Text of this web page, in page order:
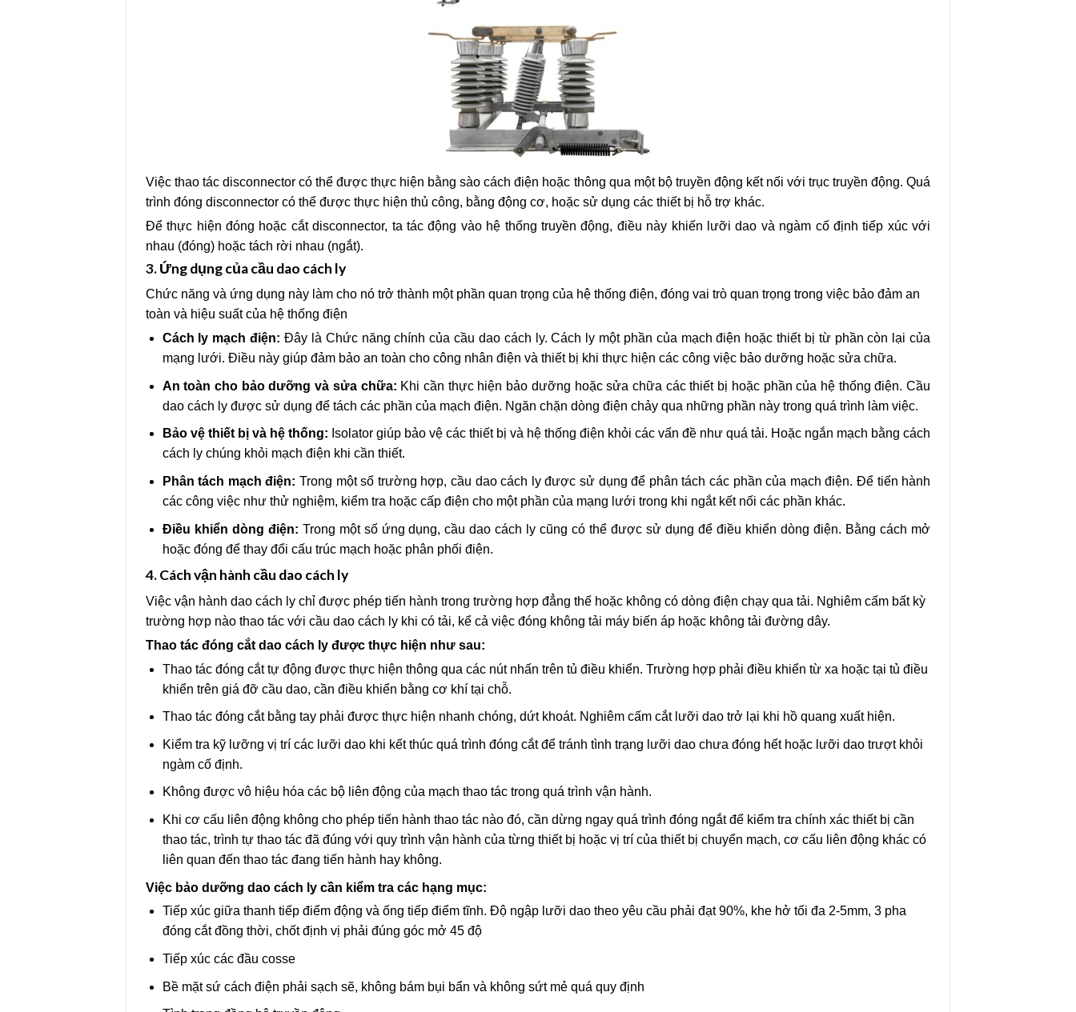
Việc thao tác disconnector có thể được thực hiện bằng sào cách điện hoặc thông qua một bộ truyền động kết nối với trục truyền động. Quá
trình đóng disconnector có thể được thực hiện thủ công, bằng động cơ, hoặc sử dụng các thiết bị hỗ trợ khác.
Để thực hiện đóng hoặc cắt disconnector, ta tác động vào hệ thống truyền động, điều này khiến lưỡi dao và ngàm cố định tiếp xúc với
nhau (đóng) hoặc tách rời nhau (ngắt).
3.Ứng dụng của cầu dao cách ly
Chức năng và ứng dụng này làm cho nó trở thành một phần quan trọng của hệ thống điện, đóng vai trò quan trọng trong việc bảo đảm an
toàn và hiệu suất của hệ thống điện
Cách ly mạch điện: Đây là Chức năng chính của cầu dao cách ly. Cách ly một phần của mạch điện hoặc thiết bị từ phần còn lại của
mạng lưới. Điều này giúp đảm bảo an toàn cho công nhân điện và thiết bị khi thực hiện các công việc bảo dưỡng hoặc sửa chữa.
An toàn cho bảo dưỡng và sửa chữa: Khi cần thực hiện bảo dưỡng hoặc sửa chữa các thiết bị hoặc phần của hệ thống điện. Cầu
dao cách ly được sử dụng để tách các phần của mạch điện. Ngăn chặn dòng điện chảy qua những phần này trong quá trình làm việc.
Bảo vệ thiết bị và hệ thống: Isolator giúp bảo vệ các thiết bị và hệ thống điện khỏi các vấn đề như quá tải. Hoặc ngắn mạch bằng cách
cách ly chúng khỏi mạch điện khi cần thiết.
Phân tách mạch điện: Trong một số trường hợp, cầu dao cách ly được sử dụng để phân tách các phần của mạch điện. Để tiến hành
các công việc như thử nghiệm, kiểm tra hoặc cấp điện cho một phần của mạng lưới trong khi ngắt kết nối các phần khác.
Điều khiển dòng điện: Trong một số ứng dụng, cầu dao cách ly cũng có thể được sử dụng để điều khiển dòng điện. Bằng cách mở
hoặc đóng để thay đổi cấu trúc mạch hoặc phân phối điện.
4.Cách vận hành cầu dao cách ly
Việc vận hành dao cách ly chỉ được phép tiến hành trong trường hợp đẳng thế hoặc không có dòng điện chạy qua tải. Nghiêm cấm bất kỳ
trường hợp nào thao tác với cầu dao cách ly khi có tải, kể cả việc đóng không tải máy biến áp hoặc không tải đường dây.
Thao tác đóng cắt dao cách ly được thực hiện như sau:
Thao tác đóng cắt tự động được thực hiện thông qua các nút nhấn trên tủ điều khiển. Trường hợp phải điều khiển từ xa hoặc tại tủ điều
khiển trên giá đỡ cầu dao, cần điều khiển bằng cơ khí tại chỗ.
Thao tác đóng cắt bằng tay phải được thực hiện nhanh chóng, dứt khoát. Nghiêm cấm cắt lưỡi dao trở lại khi hồ quang xuất hiện.
Kiểm tra kỹ lưỡng vị trí các lưỡi dao khi kết thúc quá trình đóng cắt để tránh tình trạng lưỡi dao chưa đóng hết hoặc lưỡi dao trượt khỏi
ngàm cố định.
Không được vô hiệu hóa các bộ liên động của mạch thao tác trong quá trình vận hành.
Khi cơ cấu liên động không cho phép tiến hành thao tác nào đó, cần dừng ngay quá trình đóng ngắt để kiểm tra chính xác thiết bị cần
thao tác, trình tự thao tác đã đúng với quy trình vận hành của từng thiết bị hoặc vị trí của thiết bị chuyển mạch, cơ cấu liên động khác có
liên quan đến thao tác đang tiến hành hay không.
Việc bảo dưỡng dao cách ly cần kiểm tra các hạng mục:
Tiếp xúc giữa thanh tiếp điểm động và ống tiếp điểm tĩnh. Độ ngập lưỡi dao theo yêu cầu phải đạt 90%, khe hở tối đa 2-5mm, 3 pha
đóng cắt đồng thời, chốt định vị phải đúng góc mở 45 độ
Tiếp xúc các đầu cosse
Bề mặt sứ cách điện phải sạch sẽ, không bám bụi bẩn và không sứt mẻ quá quy định